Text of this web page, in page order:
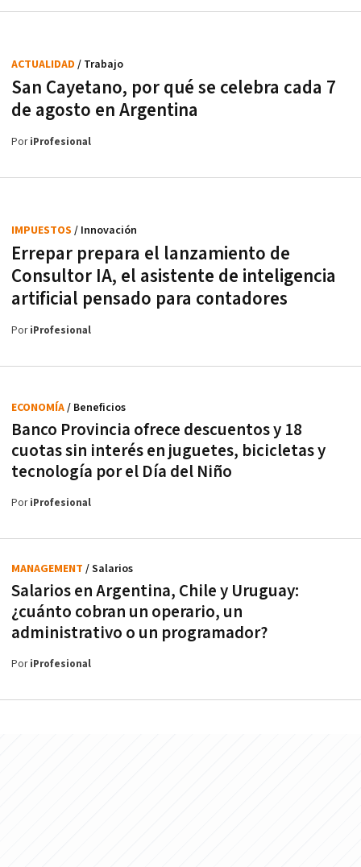
San Cayetano, por qué se celebra cada 7
de agosto en Argentina
ACTUALIDAD / Trabajo
PoriProfesional
Errepar prepara el lanzamiento de
Consultor IA, el asistente de inteligencia
artificial pensado para contadores
IMPUESTOS / Innovación
PoriProfesional
Banco Provincia ofrece descuentos y 18
cuotas sin interés en juguetes, bicicletas y
tecnología por el Día del Niño
ECONOMÍA/ Beneficios
PoriProfesional
Salarios en Argentina, Chile y Uruguay:
¿cuánto cobran un operario, un
administrativo o un programador?
MANAGEMENT / Salarios
PoriProfesional